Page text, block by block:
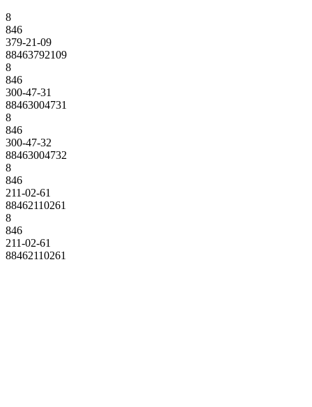
8
846
379-21-09
88463792109
8
846
300-47-31
88463004731
8
846
300-47-32
88463004732
8
846
211-02-61
88462110261
8
846
211-02-61
88462110261